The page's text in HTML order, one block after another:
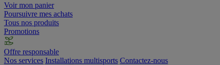
Voir mon panier
Poursuivre mes achats
Tous nos produits
Promotions
Offre responsable
Nos services Installations multisports Contactez-nous